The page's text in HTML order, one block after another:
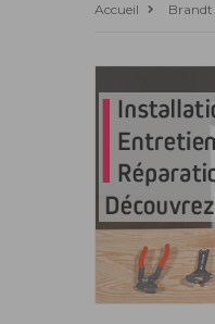
Accueil Brandt